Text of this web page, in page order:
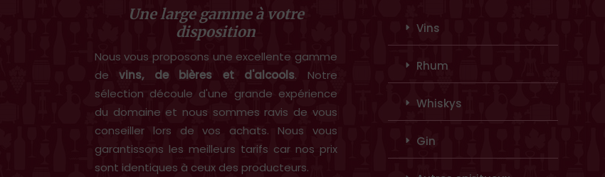
Une large gamme à votre
disposition
Nous vous proposons une excellente gamme
devins, de bières et d'alcools. Notre
sélection découle d'une grande expérience
du domaine et nous sommes ravis de vous
conseiller lors de vos achats. Nous vous
garantissons les meilleurs tarifs car nos prix
sont identiques à ceux des producteurs.
Vins
Rhum
Whiskys
Gin